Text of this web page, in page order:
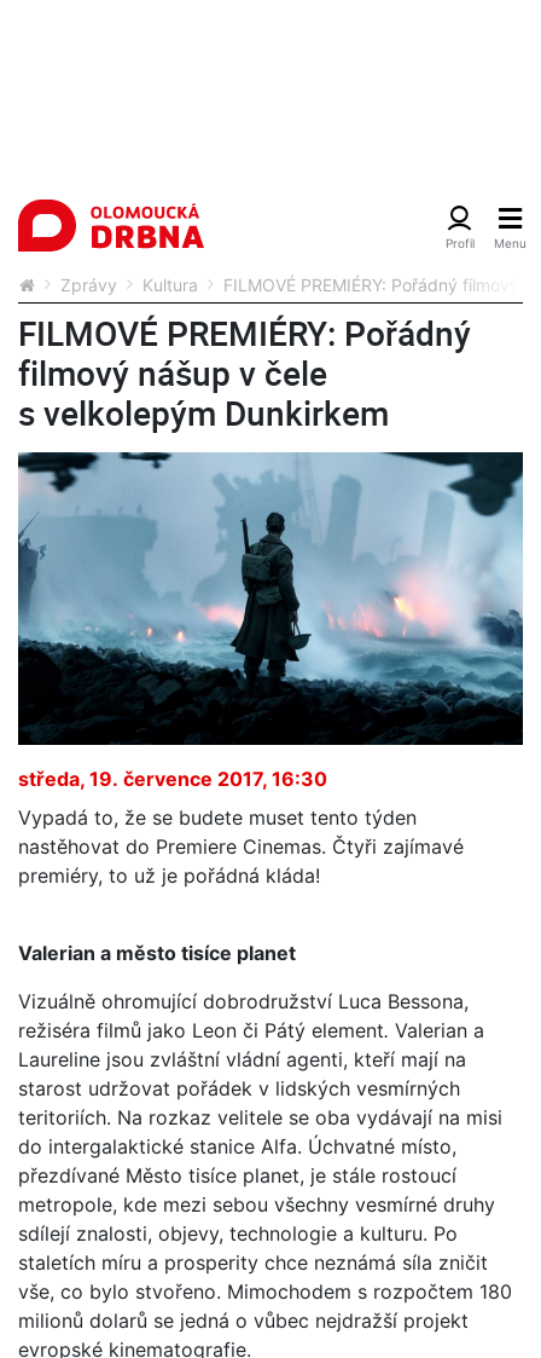
Zprávy Kultura FILMOVÉ PREMIÉRY: Pořádný filmový
FILMOVÉ PREMIÉRY: Pořádný
filmový nášup v čele
s velkolepým Dunkirkem
středa, 19. července 2017, 16:30
Vypadá to, že se budete muset tento týden
nastěhovat do Premiere Cinemas. Čtyři zajímavé
premiéry, to už je pořádná kláda!
Valerian a město tisíce planet
Vizuálně ohromující dobrodružství Luca Bessona,
režiséra filmů jako Leon či Pátý element. Valerian a
Laureline jsou zvláštní vládní agenti, kteří mají na
starost udržovat pořádek v lidských vesmírných
teritoriích. Na rozkaz velitele se oba vydávají na misi
do intergalaktické stanice Alfa. Úchvatné místo,
přezdívané Město tisíce planet, je stále rostoucí
metropole, kde mezi sebou všechny vesmírné druhy
sdílejí znalosti, objevy, technologie a kulturu. Po
staletích míru a prosperity chce neznámá síla zničit
vše, co bylo stvořeno. Mimochodem s rozpočtem 180
milionů dolarů se jedná o vůbec nejdražší projekt
evropské kinematografie.